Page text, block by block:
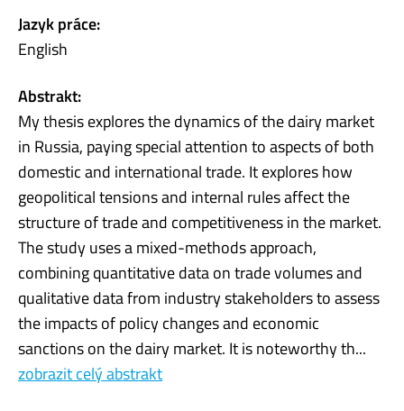
Jazyk práce:
English
Abstrakt:
My thesis explores the dynamics of the dairy market
in Russia, paying special attention to aspects of both
domestic and international trade. It explores how
geopolitical tensions and internal rules affect the
structure of trade and competitiveness in the market.
The study uses a mixed-methods approach,
combining quantitative data on trade volumes and
qualitative data from industry stakeholders to assess
the impacts of policy changes and economic
sanctions on the dairy market. It is noteworthy th...
zobrazit celý abstrakt